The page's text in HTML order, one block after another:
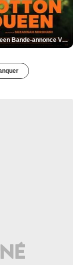
Cotton Queen Bande-annonce VO STFR